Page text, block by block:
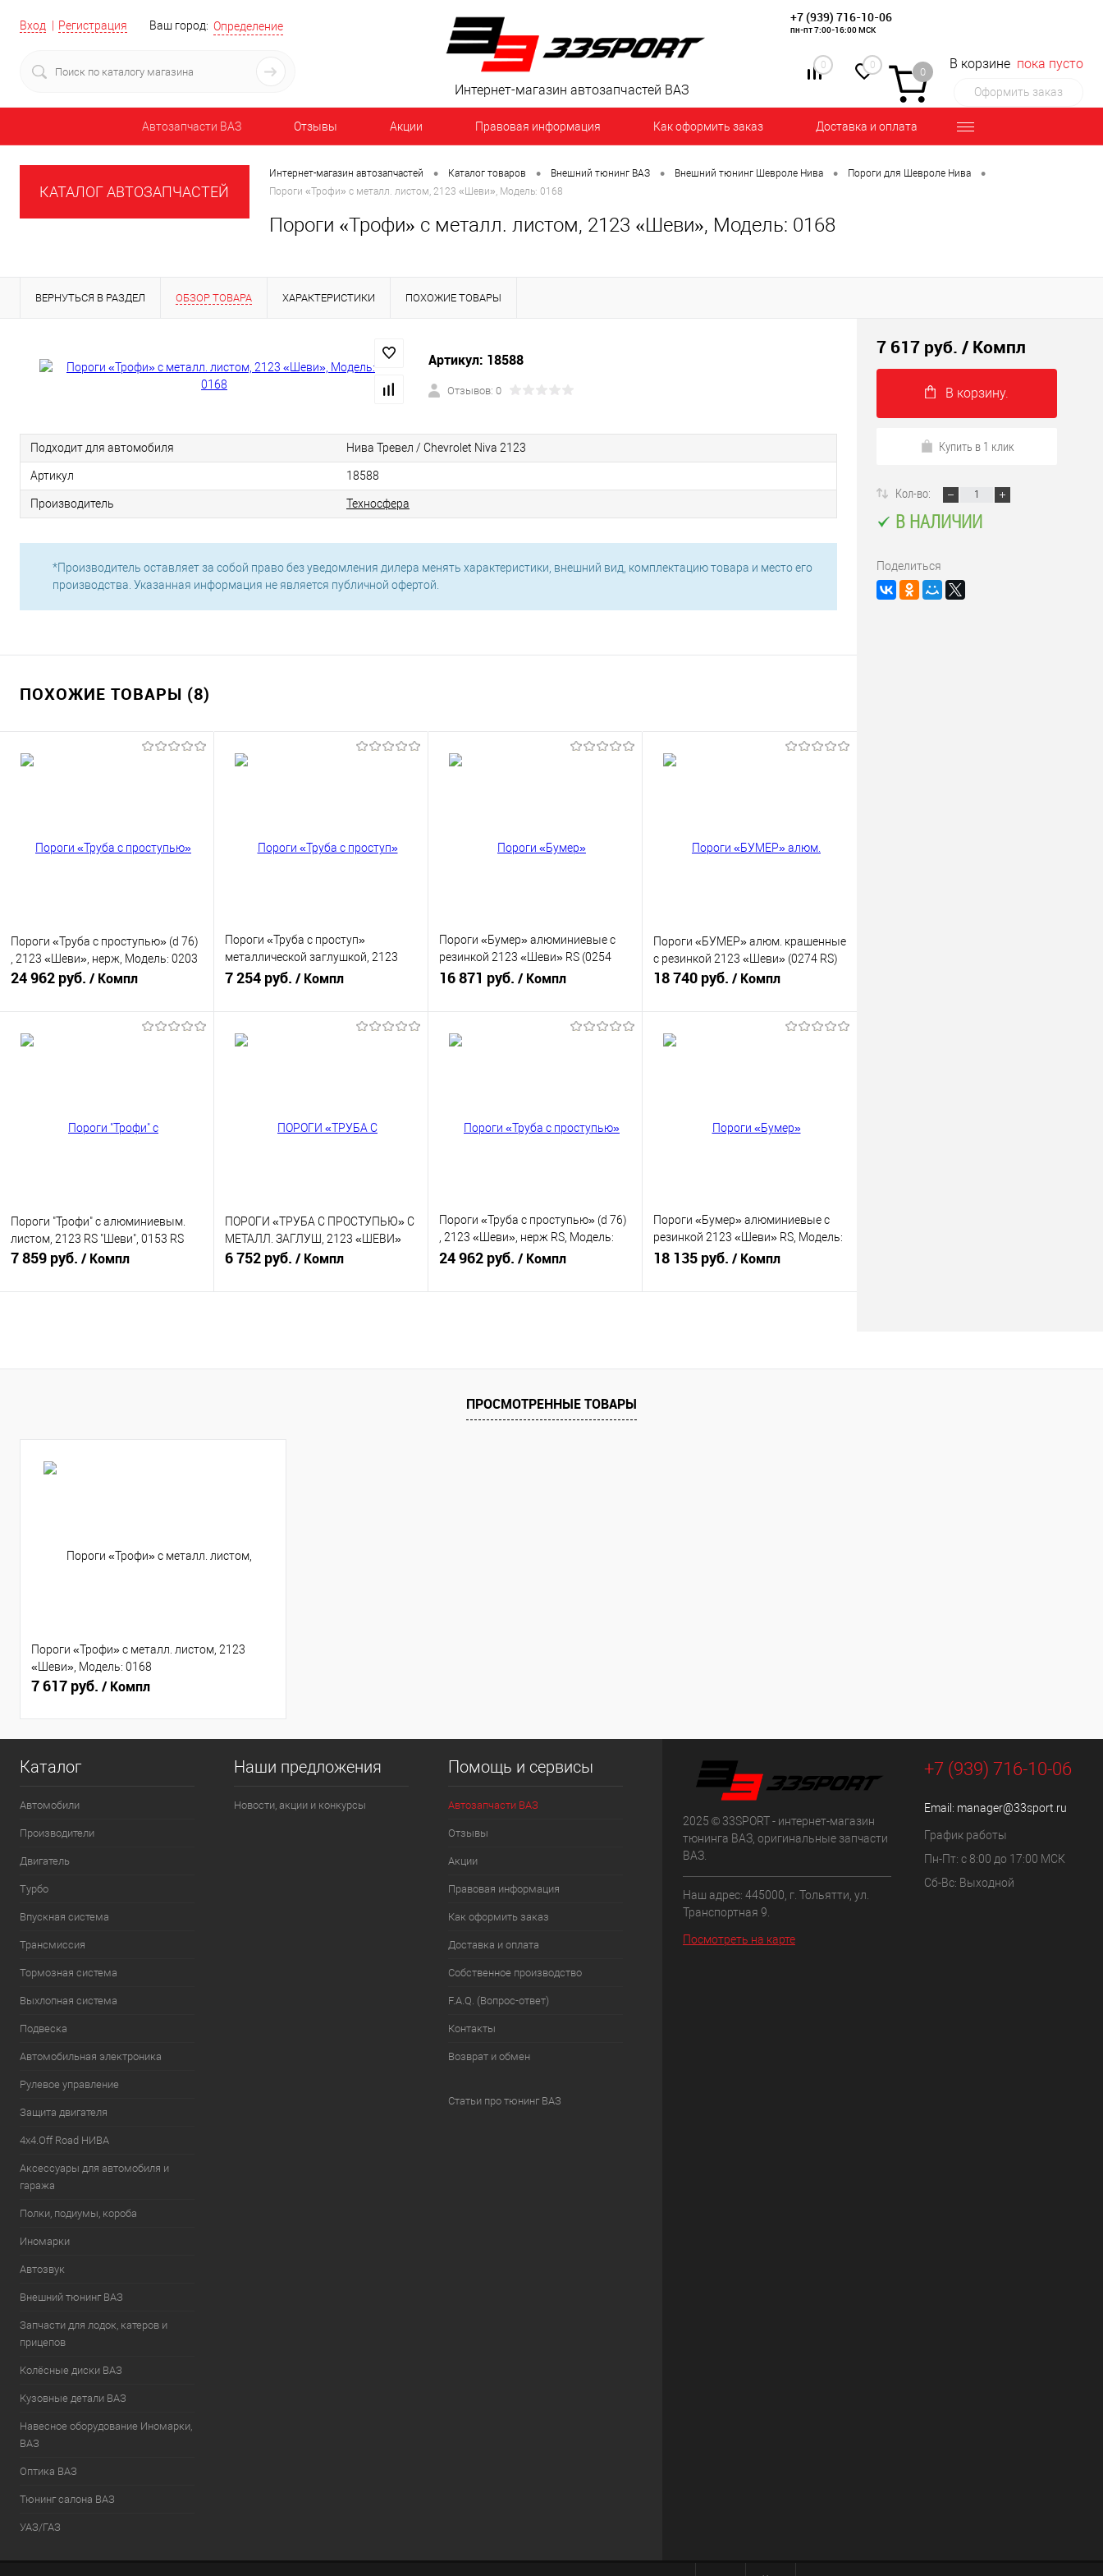
Вход Регистрация Ваш город: Определение
+7 (939) 716-10-06
пн-пт 7:00-16:00 МСК
0 0
0
В корзине пока пусто
Оформить заказ
Интернет-магазин автозапчастей ВАЗ
Автозапчасти ВАЗ Отзывы Акции Правовая информация Как оформить заказ Доставка и оплата
КАТАЛОГ АВТОЗАПЧАСТЕЙ
Интернет-магазин автозапчастей • Каталог товаров • Внешний тюнинг ВАЗ • Внешний тюнинг Шевроле Нива • Пороги для Шевроле Нива •
Пороги «Трофи» с металл. листом, 2123 «Шеви», Модель: 0168
Пороги «Трофи» с металл. листом, 2123 «Шеви», Модель: 0168
ВЕРНУТЬСЯ В РАЗДЕЛ ОБЗОР ТОВАРА ХАРАКТЕРИСТИКИ ПОХОЖИЕ ТОВАРЫ
Артикул: 18588
Отзывов: 0
Подходит для автомобиля Нива Тревел / Chevrolet Niva 2123
Артикул 18588
Производитель Техносфера
*Производитель оставляет за собой право без уведомления дилера менять характеристики, внешний вид, комплектацию товара и место его
производства. Указанная информация не является публичной офертой.
ПОХОЖИЕ ТОВАРЫ (8)
Пороги «Труба с проступью» (d 76)
, 2123 «Шеви», нерж, Модель: 0203
24 962 руб. / Компл
Пороги «Труба с проступ»
металлической заглушкой, 2123
«Шеви», Модель: 0111
7 254 руб. / Компл
Пороги «Бумер» алюминиевые с
резинкой 2123 «Шеви» RS (0254
RS)
16 871 руб. / Компл
Пороги «БУМЕР» алюм. крашенные
с резинкой 2123 «Шеви» (0274 RS)
18 740 руб. / Компл
Пороги "Трофи" с алюминиевым.
листом, 2123 RS "Шеви", 0153 RS
7 859 руб. / Компл
ПОРОГИ «ТРУБА С ПРОСТУПЬЮ» С
МЕТАЛЛ. ЗАГЛУШ, 2123 «ШЕВИ»
6 752 руб. / Компл
Пороги «Труба с проступью» (d 76)
, 2123 «Шеви», нерж RS, Модель:
0227 RS
24 962 руб. / Компл
Пороги «Бумер» алюминиевые с
резинкой 2123 «Шеви» RS, Модель:
0254 RS
18 135 руб. / Компл
7 617 руб. / Компл
В корзину.
Купить в 1 клик
Кол-во:
В НАЛИЧИИ
Поделиться
ПРОСМОТРЕННЫЕ ТОВАРЫ
Пороги «Трофи» с металл. листом, 2123
«Шеви», Модель: 0168
7 617 руб. / Компл
Каталог
Автомобили
Производители
Двигатель
Турбо
Впускная система
Трансмиссия
Тормозная система
Выхлопная система
Подвеска
Автомобильная электроника
Рулевое управление
Защита двигателя
4х4.Off Road НИВА
Аксессуары для автомобиля и
гаража
Полки, подиумы, короба
Иномарки
Автозвук
Внешний тюнинг ВАЗ
Запчасти для лодок, катеров и
прицепов
Колёсные диски ВАЗ
Кузовные детали ВАЗ
Навесное оборудование Иномарки,
ВАЗ
Оптика ВАЗ
Тюнинг салона ВАЗ
УАЗ/ГАЗ
Наши предложения
Новости, акции и конкурсы
Помощь и сервисы
Автозапчасти ВАЗ
Отзывы
Акции
Правовая информация
Как оформить заказ
Доставка и оплата
Собственное производство
F.A.Q. (Вопрос-ответ)
Контакты
Возврат и обмен
Статьи про тюнинг ВАЗ
2025 © 33SPORT - интернет-магазин
тюнинга ВАЗ, оригинальные запчасти
ВАЗ.
Наш адрес: 445000, г. Тольятти, ул.
Транспортная 9.
Посмотреть на карте
+7 (939) 716-10-06
Email: manager@33sport.ru
График работы
Пн-Пт: с 8:00 до 17:00 МСК
Сб-Вс: Выходной